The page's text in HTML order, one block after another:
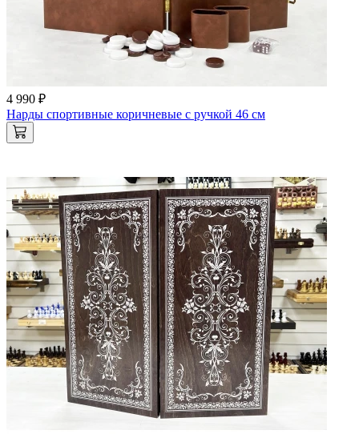
4 990 ₽
Нарды спортивные коричневые с ручкой 46 см